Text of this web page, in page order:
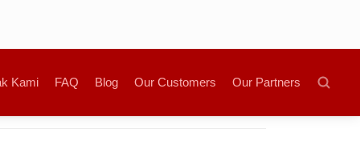
Kami FAQ Blog Our Customers Our Partners